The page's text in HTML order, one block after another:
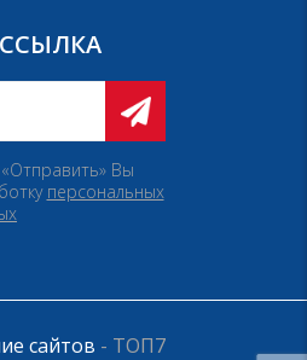
Вы
персональных
сайтов - ТОП7